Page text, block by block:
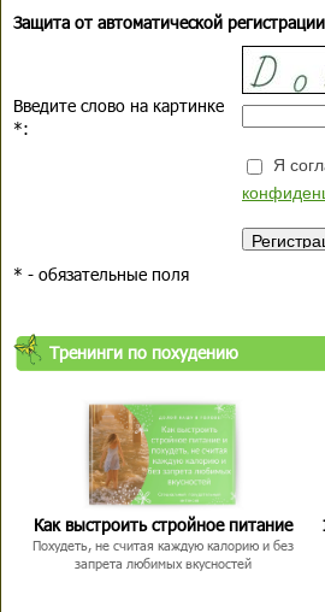
Защита от автоматической регистрации
Введите слово на картинке
*:
Я
* - обязательные поля
Тренинги по похудению
Как выстроить стройное питание
Похудеть, не считая каждую калорию и без
запрета любимых вкусностей